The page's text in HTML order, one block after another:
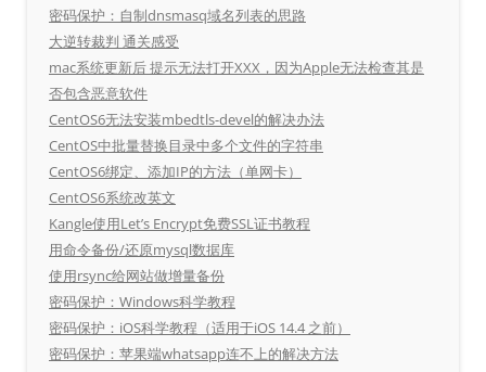
密码保护：自制dnsmasq域名列表的思路
大逆转裁判 通关感受
mac系统更新后 提示无法打开XXX，因为Apple无法检查其是
否包含恶意软件
CentOS6无法安装mbedtls-devel的解决办法
CentOS中批量替换目录中多个文件的字符串
CentOS6绑定、添加IP的方法（单网卡）
CentOS6系统改英文
Kangle使用Let’s Encrypt免费SSL证书教程
用命令备份/还原mysql数据库
使用rsync给网站做增量备份
密码保护：Windows科学教程
密码保护：iOS科学教程（适用于iOS 14.4 之前）
密码保护：苹果端whatsapp连不上的解决方法